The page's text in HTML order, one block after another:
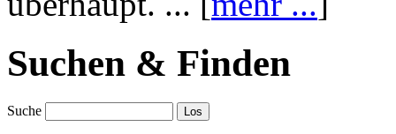
Suchen & Finden
Suche